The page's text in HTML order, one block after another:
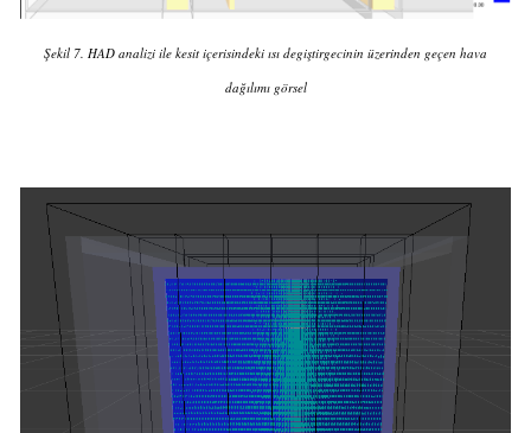
Şekil 7. HAD analizi ile kesit içerisindeki ısı degiştirgecinin üzerinden geçen hava
dağılımı görsel